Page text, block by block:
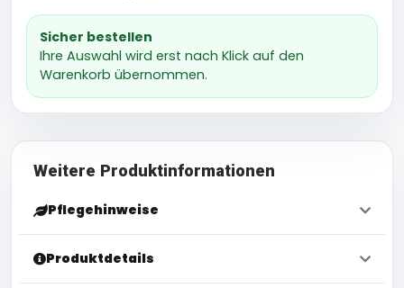
Sicher bestellen
Ihre Auswahl wird erst nach Klick auf den
Warenkorb übernommen.
Weitere Produktinformationen
Pflegehinweise
Produktdetails